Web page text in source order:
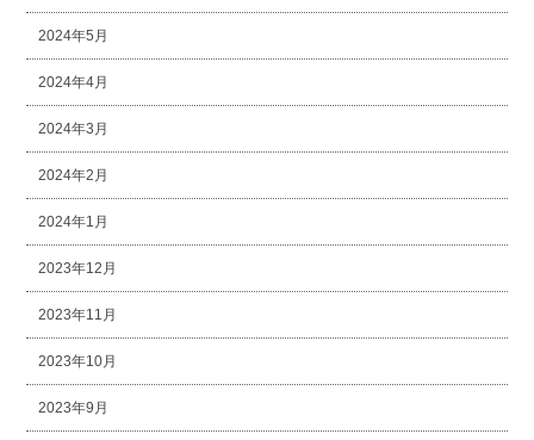
2024年5月
2024年4月
2024年3月
2024年2月
2024年1月
2023年12月
2023年11月
2023年10月
2023年9月